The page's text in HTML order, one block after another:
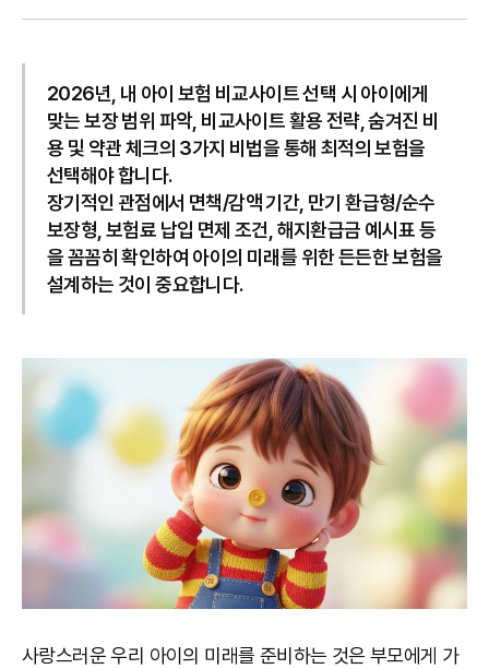
2026년, 내 아이 보험 비교사이트 선택 시 아이에게
맞는 보장 범위 파악, 비교사이트 활용 전략, 숨겨진 비
용 및 약관 체크의 3가지 비법을 통해 최적의 보험을
선택해야 합니다.
장기적인 관점에서 면책/감액 기간, 만기 환급형/순수
보장형, 보험료 납입 면제 조건, 해지환급금 예시표 등
을 꼼꼼히 확인하여 아이의 미래를 위한 든든한 보험을
설계하는 것이 중요합니다.
사랑스러운 우리 아이의 미래를 준비하는 것은 부모에게 가